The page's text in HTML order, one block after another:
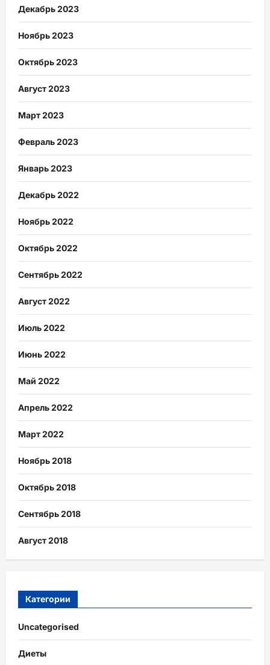
Декабрь 2023
Ноябрь 2023
Октябрь 2023
Август 2023
Март 2023
Февраль 2023
Январь 2023
Декабрь 2022
Ноябрь 2022
Октябрь 2022
Сентябрь 2022
Август 2022
Июль 2022
Июнь 2022
Май 2022
Апрель 2022
Март 2022
Ноябрь 2018
Октябрь 2018
Сентябрь 2018
Август 2018
Категории
Uncategorised
Диеты